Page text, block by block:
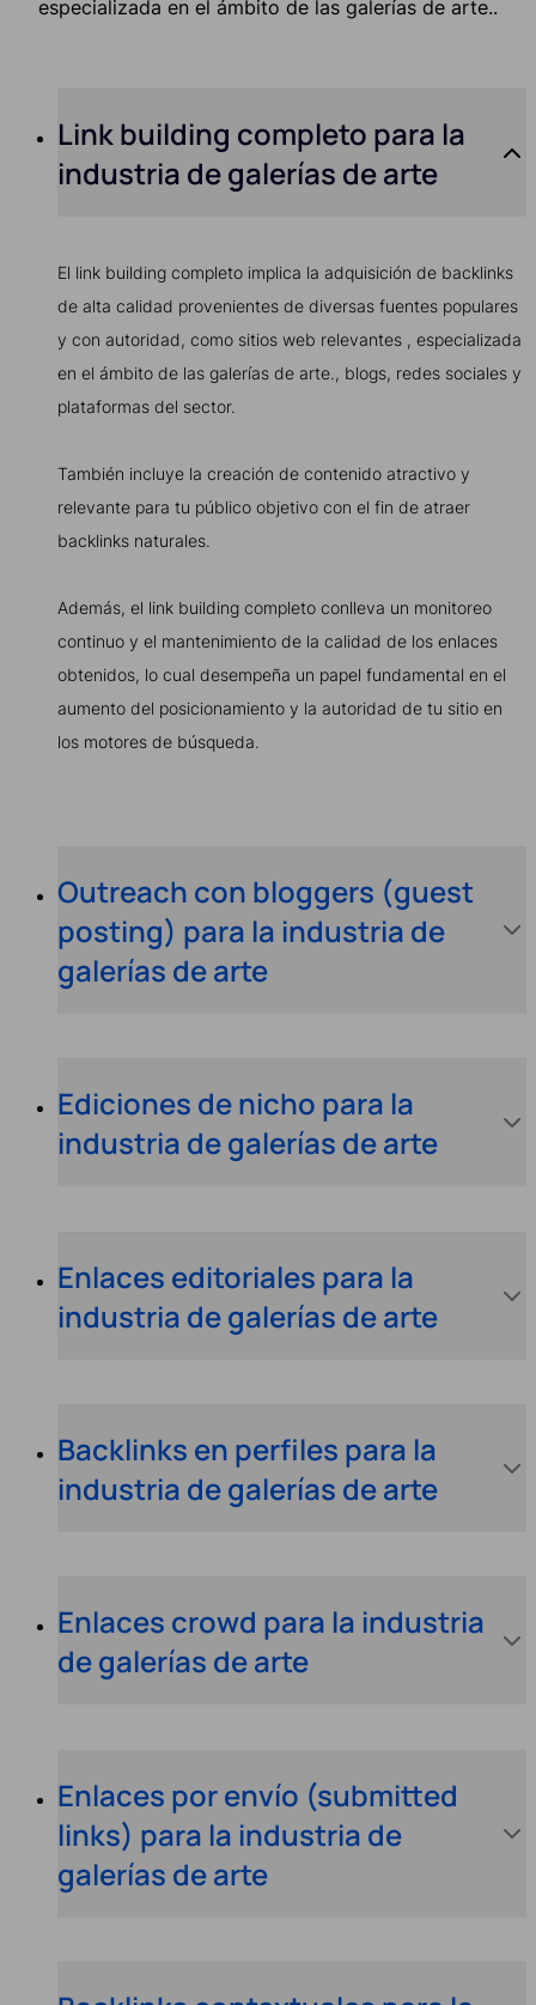
especializada en el ámbito de las galerías de arte..
Link building completo para la
industria de galerías de arte
El link building completo implica la adquisición de backlinks
de alta calidad provenientes de diversas fuentes populares
y con autoridad, como sitios web relevantes , especializada
en el ámbito de las galerías de arte., blogs, redes sociales y
plataformas del sector.
También incluye la creación de contenido atractivo y
relevante para tu público objetivo con el fin de atraer
backlinks naturales.
Además, el link building completo conlleva un monitoreo
continuo y el mantenimiento de la calidad de los enlaces
obtenidos, lo cual desempeña un papel fundamental en el
aumento del posicionamiento y la autoridad de tu sitio en
los motores de búsqueda.
Outreach con bloggers (guest
posting) para la industria de
galerías de arte
Ediciones de nicho para la
industria de galerías de arte
Enlaces editoriales para la
industria de galerías de arte
Backlinks en perfiles para la
industria de galerías de arte
Enlaces crowd para la industria
de galerías de arte
Enlaces por envío (submitted
links) para la industria de
galerías de arte